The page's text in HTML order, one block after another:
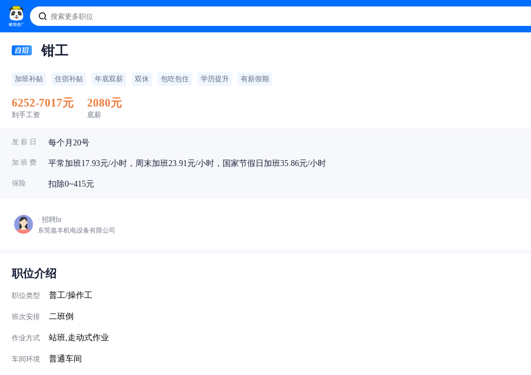
钳工
加班补贴 住宿补贴 年底双薪 双休 包吃包住 学历提升 有薪假期
6252-7017元
到手工资
2080元
底薪
发 薪 日 每个月20号
加 班 费 平常加班17.93元/小时，周末加班23.91元/小时，国家节假日加班35.86元/小时
保险 扣除0~415元
· 招聘hr
东莞嘉丰机电设备有限公司
职位介绍
职位类型 普工/操作工
班次安排 二班倒
作业方式 站班,走动式作业
车间环境 普通车间